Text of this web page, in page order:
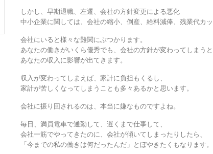
しかし、早期退職、左遷、会社の方針変更による悪化
中小企業に関しては、会社の縮小、倒産、給料減俸、残業代カ
会社にいると様々な難関にぶつかります。
あなたの働きがいくら優秀でも、会社の方針が変わってしまうと
あなたの収入に影響が出てきます。
収入が変わってしまえば、家計に負担もくるし、
家計が苦しくなってしまうことも多々あるかと思います。
会社に振り回されるのは、本当に嫌なものですよね。
毎日、満員電車で通勤して、遅くまで仕事して、
会社一筋でやってきたのに、会社が傾いてしまったりしたら、
「今までの私の働きは何だったんだ」とぼやきたくもなります。